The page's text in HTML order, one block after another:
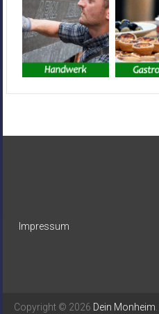
Impressum
Copyright © 2026 Dein Monheim